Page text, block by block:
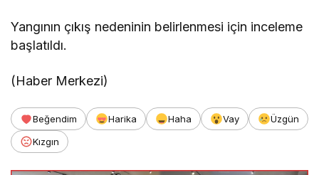
Yangının çıkış nedeninin belirlenmesi için inceleme
başlatıldı.
(Haber Merkezi)
Beğendim Harika Haha Vay
Üzgün
Kızgın